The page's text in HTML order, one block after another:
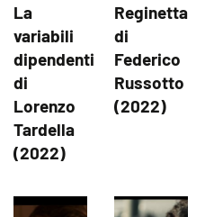
La
variabili
dipendenti
di
Lorenzo
Tardella
(2022)
Reginetta
di
Federico
Russotto
(2022)